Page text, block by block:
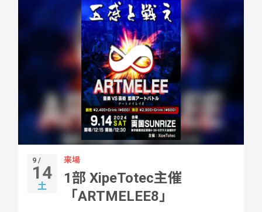
9 /
14
土
来場
1部 XipeTotec主催
「ARTMELEE8」